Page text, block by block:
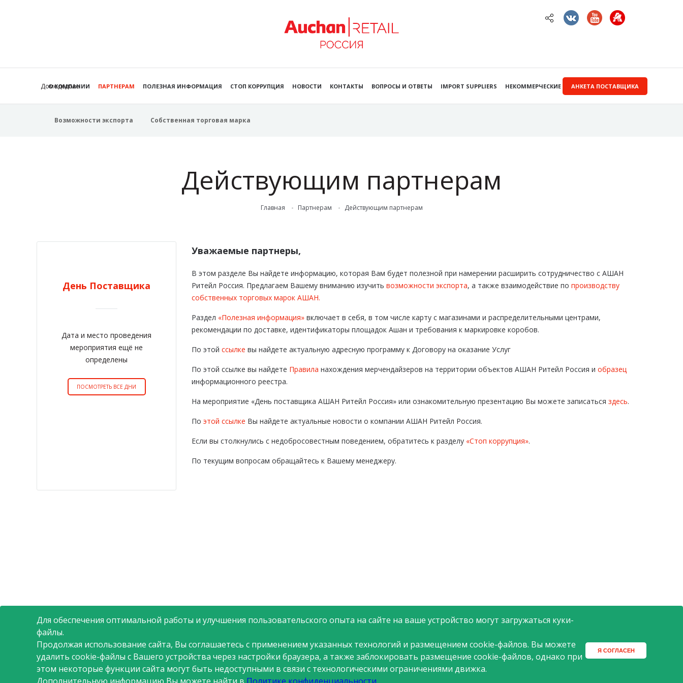
Для обеспечения оптимальной работы и улучшения пользовательского опыта на сайте на ваше устройство могут загружаться куки-
файлы.
Продолжая использование сайта, Вы соглашаетесь с применением указанных технологий и размещением cookie-файлов. Вы можете
удалить cookie-файлы с Вашего устройства через настройки браузера, а также заблокировать размещение cookie-файлов, однако при
этом некоторые функции сайта могут быть недоступными в связи с технологическими ограничениями движка.
Я СОГЛАСЕН
Домодедово АНКЕТА ПОСТАВЩИКА
О КОМПАНИИ ПАРТНЕРАМ ПОЛЕЗНАЯ ИНФОРМАЦИЯ СТОП КОРРУПЦИЯ НОВОСТИ КОНТАКТЫ ВОПРОСЫ И ОТВЕТЫ IMPORT SUPPLIERS НЕКОММЕРЧЕСКИЕ ЗАКУПКИ
Возможности экспорта Собственная торговая марка
Действующим партнерам
Главная Партнерам Действующим партнерам
День Поставщика
Дата и место проведения
мероприятия ещё не
определены
ПОСМОТРЕТЬ ВСЕ ДНИ
Уважаемые партнеры,
В этом разделе Вы найдете информацию, которая Вам будет полезной при намерении расширить сотрудничество с АШАН
Ритейл Россия. Предлагаем Вашему вниманию изучить возможности экспорта, а также взаимодействие по производству
собственных торговых марок АШАН.
Раздел «Полезная информация» включает в себя, в том числе карту с магазинами и распределительными центрами,
рекомендации по доставке, идентификаторы площадок Ашан и требования к маркировке коробов.
По этой ссылке вы найдете актуальную адресную программу к Договору на оказание Услуг
По этой ссылке вы найдете Правила нахождения мерчендайзеров на территории объектов АШАН Ритейл Россия и образец
информационного реестра.
На мероприятие «День поставщика АШАН Ритейл Россия» или ознакомительную презентацию Вы можете записаться здесь.
По этой ссылке Вы найдете актуальные новости о компании АШАН Ритейл Россия.
Если вы столкнулись с недобросовестным поведением, обратитесь к разделу «Стоп коррупция».
По текущим вопросам обращайтесь к Вашему менеджеру.